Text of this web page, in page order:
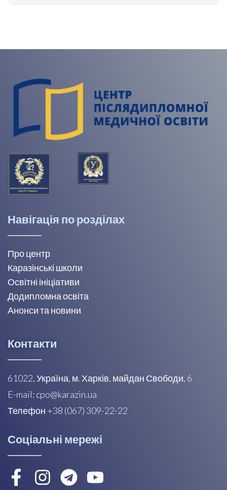
Навігація по розділах
Про центр
Каразінські школи
Освітні ініціативи
Додипломна освіта
Анонси та новини
Контакти
61022, Україна, м. Харків, майдан Свободи, 6
E-mail: cpo@karazin.ua
Телефон +38 (067) 309-22-22
Соціальні мережі